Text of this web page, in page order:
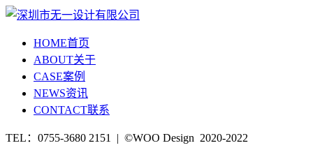
HOME首页
ABOUT关于
CASE案例
NEWS资讯
CONTACT联系
TEL：0755-3680 2151 | ©WOO Design 2020-2022